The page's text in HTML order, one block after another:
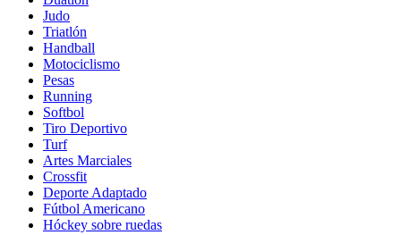
Judo
Triatlón
Handball
Motociclismo
Pesas
Running
Softbol
Tiro Deportivo
Turf
Artes Marciales
Crossfit
Deporte Adaptado
Fútbol Americano
Hóckey sobre ruedas